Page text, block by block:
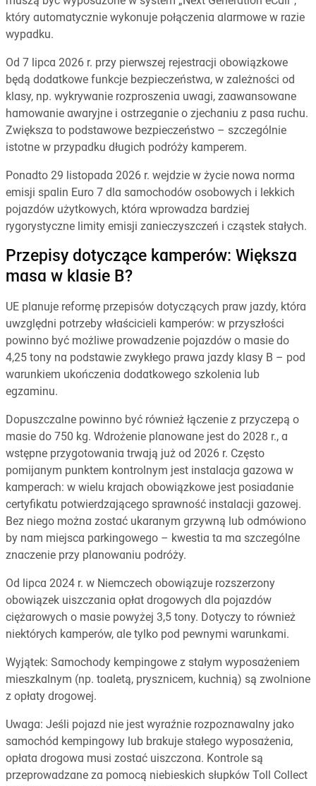
który automatycznie wykonuje połączenia alarmowe w razie
wypadku.
Od 7 lipca 2026 r. przy pierwszej rejestracji obowiązkowe
będą dodatkowe funkcje bezpieczeństwa, w zależności od
klasy, np. wykrywanie rozproszenia uwagi, zaawansowane
hamowanie awaryjne i ostrzeganie o zjechaniu z pasa ruchu.
Zwiększa to podstawowe bezpieczeństwo – szczególnie
istotne w przypadku długich podróży kamperem.
Ponadto 29 listopada 2026 r. wejdzie w życie nowa norma
emisji spalin Euro 7 dla samochodów osobowych i lekkich
pojazdów użytkowych, która wprowadza bardziej
rygorystyczne limity emisji zanieczyszczeń i cząstek stałych.
Przepisy dotyczące kamperów: Większa
masa w klasie B?
UE planuje reformę przepisów dotyczących praw jazdy, która
uwzględni potrzeby właścicieli kamperów: w przyszłości
powinno być możliwe prowadzenie pojazdów o masie do
4,25 tony na podstawie zwykłego prawa jazdy klasy B – pod
warunkiem ukończenia dodatkowego szkolenia lub
egzaminu.
Dopuszczalne powinno być również łączenie z przyczepą o
masie do 750 kg. Wdrożenie planowane jest do 2028 r., a
wstępne przygotowania trwają już od 2026 r. Często
pomijanym punktem kontrolnym jest instalacja gazowa w
kamperach: w wielu krajach obowiązkowe jest posiadanie
certyfikatu potwierdzającego sprawność instalacji gazowej.
Bez niego można zostać ukaranym grzywną lub odmówiono
by nam miejsca parkingowego – kwestia ta ma szczególne
znaczenie przy planowaniu podróży.
Od lipca 2024 r. w Niemczech obowiązuje rozszerzony
obowiązek uiszczania opłat drogowych dla pojazdów
ciężarowych o masie powyżej 3,5 tony. Dotyczy to również
niektórych kamperów, ale tylko pod pewnymi warunkami.
Wyjątek: Samochody kempingowe z stałym wyposażeniem
mieszkalnym (np. toaletą, prysznicem, kuchnią) są zwolnione
z opłaty drogowej.
Uwaga: Jeśli pojazd nie jest wyraźnie rozpoznawalny jako
samochód kempingowy lub brakuje stałego wyposażenia,
opłata drogowa musi zostać uiszczona. Kontrole są
przeprowadzane za pomocą niebieskich słupków Toll Collect